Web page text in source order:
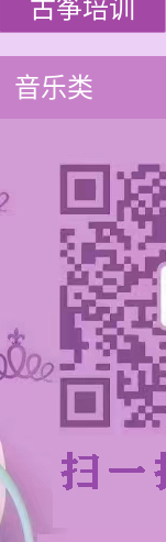
古筝培训
音乐类